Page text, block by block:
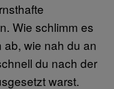
Wie schlimm es
wie nah du an
du nach der
warst.